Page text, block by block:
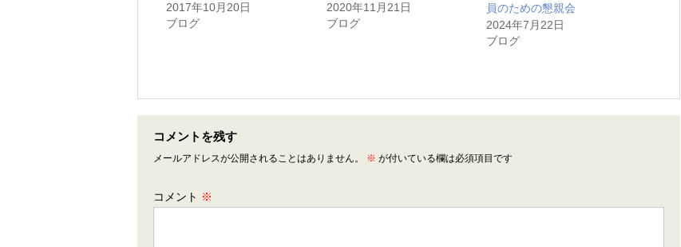
2017年10月20日
ブログ
2020年11月21日
ブログ
員のための懇親会
2024年7月22日
ブログ
コメントを残す
メールアドレスが公開されることはありません。 ※ が付いている欄は必須項目です
コメント ※